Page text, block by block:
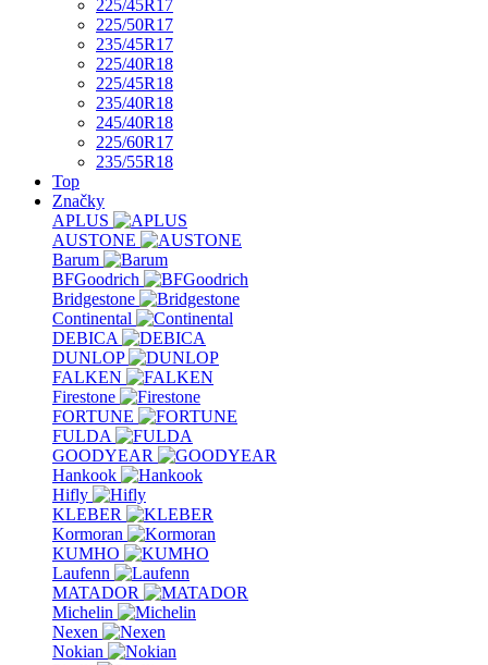
225/45R17
225/50R17
235/45R17
225/40R18
225/45R18
235/40R18
245/40R18
225/60R17
235/55R18
Top
Značky
APLUS
AUSTONE
Barum
BFGoodrich
Bridgestone
Continental
DEBICA
DUNLOP
FALKEN
Firestone
FORTUNE
FULDA
GOODYEAR
Hankook
Hifly
KLEBER
Kormoran
KUMHO
Laufenn
MATADOR
Michelin
Nexen
Nokian